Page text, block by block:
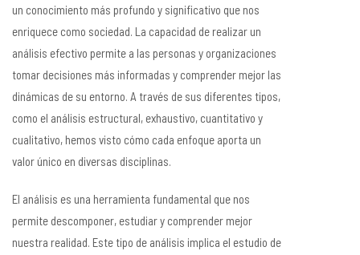
un conocimiento más profundo y significativo que nos
enriquece como sociedad. La capacidad de realizar un
análisis efectivo permite a las personas y organizaciones
tomar decisiones más informadas y comprender mejor las
dinámicas de su entorno. A través de sus diferentes tipos,
como el análisis estructural, exhaustivo, cuantitativo y
cualitativo, hemos visto cómo cada enfoque aporta un
valor único en diversas disciplinas.
El análisis es una herramienta fundamental que nos
permite descomponer, estudiar y comprender mejor
nuestra realidad. Este tipo de análisis implica el estudio de